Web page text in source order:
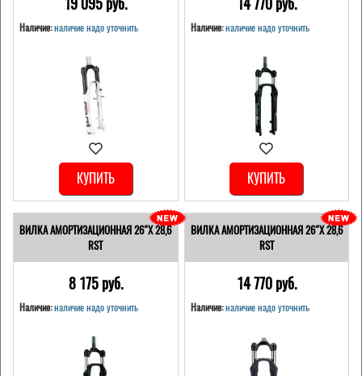
Наличие:наличие надо уточнить
КУПИТЬ
Наличие: наличие надо уточнить
КУПИТЬ
ВИЛКА АМОРТИЗАЦИОННАЯ 26"Х 28,6
RST
8 175 pуб.
Наличие:наличие надо уточнить
ВИЛКА АМОРТИЗАЦИОННАЯ 26"Х 28,6
RST
14 770 pуб.
Наличие: наличие надо уточнить